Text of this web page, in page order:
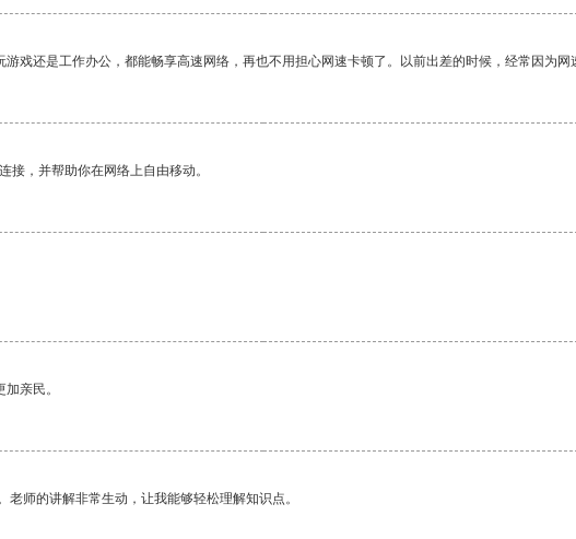
戏还是工作办公，都能畅享高速网络，再也不用担心网速卡顿了。以前出差的时候，经常因为
接，并帮助你在网络上自由移动。
亲民。
师的讲解非常生动，让我能够轻松理解知识点。